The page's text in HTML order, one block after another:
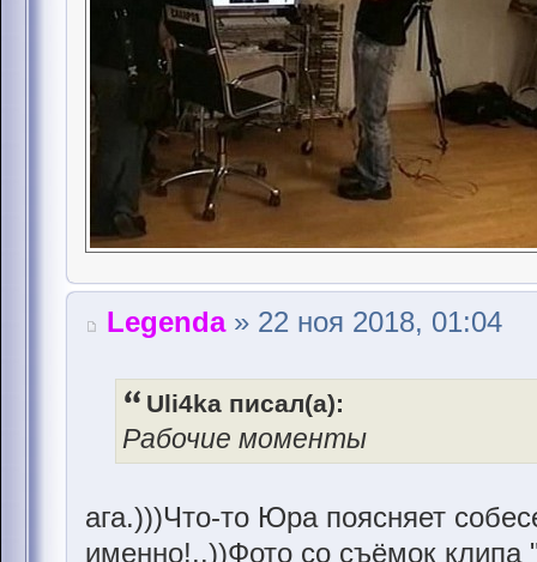
Legenda» 22 ноя 2018, 01:04
Uli4ka писал(а):
Рабочие моменты
ага.)))Что-то Юра поясняет
именно!..))Фото со съёмок